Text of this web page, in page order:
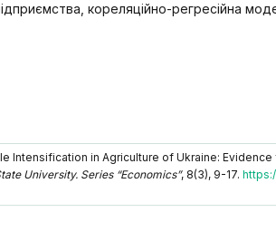
кореляційно-регресійна
Intensification in Agriculture of Ukraine:
University. Series “Economics”, 8(3), 9-17.